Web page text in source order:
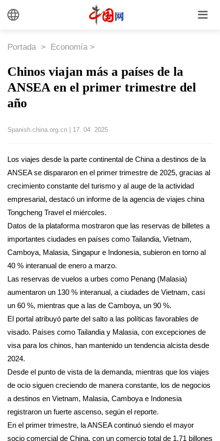
Portada > Economía >
Chinos viajan más a países de la
ANSEA en el primer trimestre del
año
Spanish.china.org.cn 17. 04. 2025
Los viajes desde la parte continental de China a destinos de la
ANSEA se dispararon en el primer trimestre de 2025, gracias al
crecimiento constante del turismo y al auge de la actividad
empresarial, destacó un informe de la agencia de viajes china
Tongcheng Travel el miércoles.
Datos de la plataforma mostraron que las reservas de billetes a
importantes ciudades en países como Tailandia, Vietnam,
Camboya, Malasia, Singapur e Indonesia, subieron en torno al
40 % interanual de enero a marzo.
Las reservas de vuelos a urbes como Penang (Malasia)
aumentaron un 130 % interanual, a ciudades de Vietnam, casi
un 60 %, mientras que a las de Camboya, un 90 %.
El portal atribuyó parte del salto a las políticas favorables de
visado. Países como Tailandia y Malasia, con excepciones de
visa para los chinos, han mantenido un tendencia alcista desde
2024.
Desde el punto de vista de la demanda, mientras que los viajes
de ocio siguen creciendo de manera constante, los de negocios
a destinos en Vietnam, Malasia, Camboya e Indonesia
registraron un fuerte ascenso, según el reporte.
En el primer trimestre, la ANSEA continuó siendo el mayor
socio comercial de China, con un comercio total de 1,71 billones